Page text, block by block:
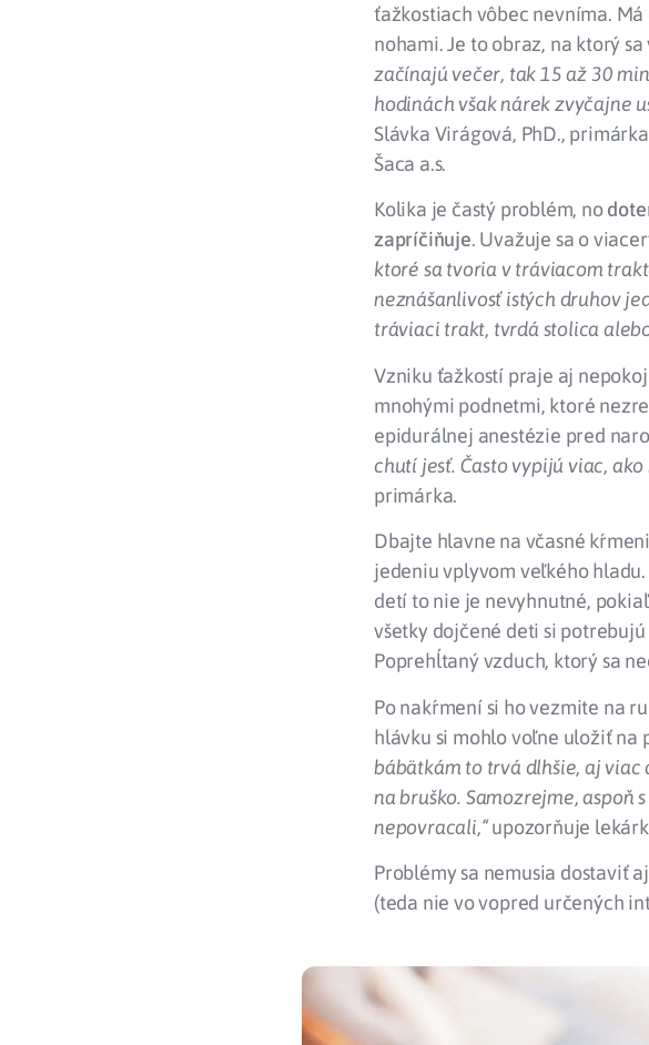
ťažkostiach vôbec nevníma.
nohami. Je to obraz, na ktorý
začínajú večer, tak 15 až 30
hodinách však nárek zvyčajne
Slávka Virágová, PhD.,
Šaca a.s.
Kolika je častý problém, no
zapríčiňuje. Uvažuje sa o
ktoré sa tvoria v tráviacom
neznášanlivosť istých druhov
tráviaci trakt, tvrdá stolica
Vzniku ťažkostí praje aj
mnohými podnetmi, ktoré
epidurálnej anestézie pred
chutí jesť. Často vypijú viac,
primárka.
Dbajte hlavne na včasné
jedeniu vplyvom veľkého
detí to nie je nevyhnutné,
všetky dojčené deti si
Poprehĺtaný vzduch, ktorý sa
Po nakŕmení si ho vezmite na
hlávku si mohlo voľne uložiť na
bábätkám to trvá dlhšie, aj
na bruško. Samozrejme, aspoň
nepovracali,“upozorňuje
Problémy sa nemusia dostaviť
(teda nie vo vopred určených